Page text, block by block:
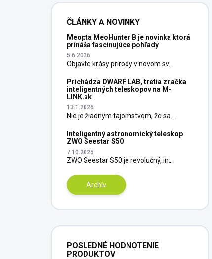
ČLÁNKY A NOVINKY
Meopta MeoHunter B je novinka ktorá
prináša fascinujúce pohľady
5.6.2026
Objavte krásy prírody v novom sv...
Prichádza DWARF LAB, tretia značka
inteligentných teleskopov na M-
LINK.sk
13.1.2026
Nie je žiadnym tajomstvom, že sa...
Inteligentný astronomický teleskop
ZWO Seestar S50
7.10.2025
ZWO Seestar S50 je revolučný, in...
Archív
POSLEDNÉ HODNOTENIE
PRODUKTOV